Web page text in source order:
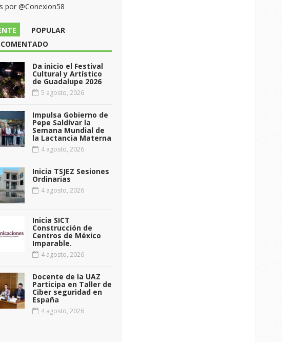
por @Conexion58
POPULAR
Da inicio el Festival
Cultural y Artístico
de Guadalupe 2026
5 agosto, 2026
Impulsa Gobierno de
Pepe Saldívar la
Semana Mundial de
la Lactancia Materna
4 agosto, 2026
Inicia TSJEZ Sesiones
Ordinarias
4 agosto, 2026
Inicia SICT
Construcción de
Centros de México
Imparable.
4 agosto, 2026
Docente de la UAZ
Participa en Taller de
Ciber seguridad en
España
4 agosto, 2026